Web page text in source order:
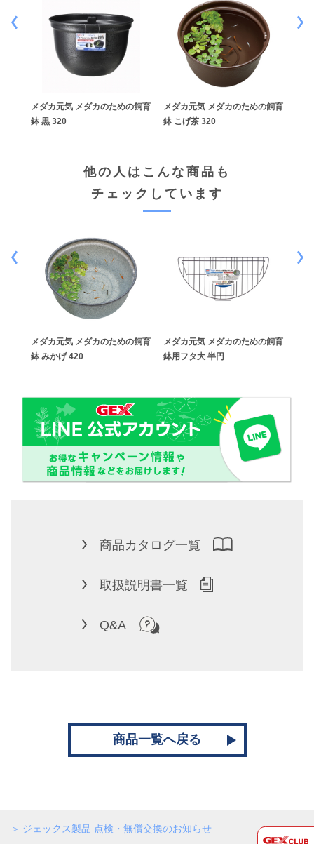
メダカ元気 メダカのための飼育
鉢 黒 320
メダカ元気 メダカのための飼育
鉢 こげ茶 320
他の人はこんな商品も
チェックしています
メダカ元気 メダカのための飼育
鉢 みかげ 420
メダカ元気 メダカのための飼育
鉢用フタ大 半円
商品カタログ一覧
取扱説明書一覧
Q&A
商品一覧へ戻る
ジェックス製品 点検・無償交換のお知らせ